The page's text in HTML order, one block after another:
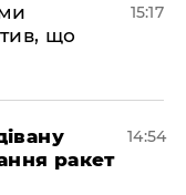
що
15:17
ракет
14:54